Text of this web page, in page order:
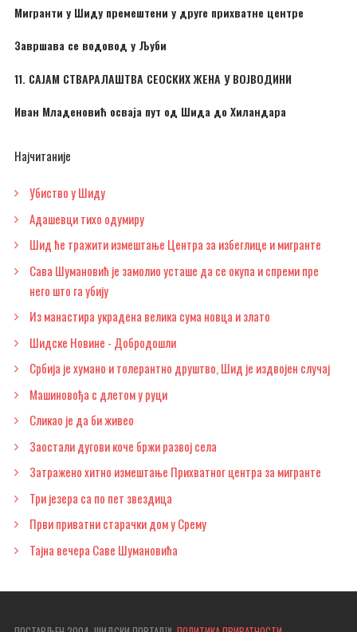
Мигранти у Шиду премештени у друге прихватне центре
Завршава се водовод у Љуби
11. САЈАМ СТВАРАЛАШТВА СЕОСКИХ ЖЕНА У ВОЈВОДИНИ
Иван Младеновић осваја пут од Шида до Хиландара
Најчитаније
Убиство у Шиду
Адашевци тихо одумиру
Шид ће тражити измештање Центра за избеглице и мигранте
Сава Шумановић је замолио усташе да се окупа и спреми пре
него што га убију
Из манастира украдена велика сума новца и злато
Шидске Новине - Добродошли
Србија је хумано и толерантно друштво, Шид је издвојен случај
Машиновођа с длетом у руци
Сликао је да би живео
Заостали дугови коче бржи развој села
Затражено хитно измештање Прихватног центра за мигранте
Три језера са по пет звездица
Први приватни старачки дом у Срему
Тајна вечера Саве Шумановића